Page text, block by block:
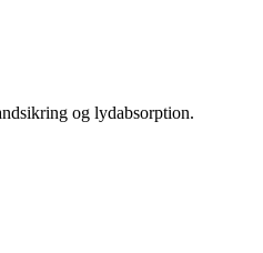
og lydabsorption.